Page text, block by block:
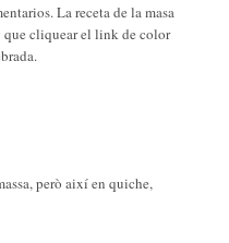
La receta de la masa
que cliquear el link de color
però així en quiche,